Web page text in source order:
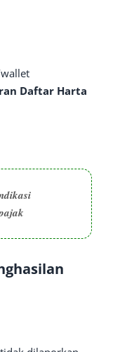
Daftar Harta